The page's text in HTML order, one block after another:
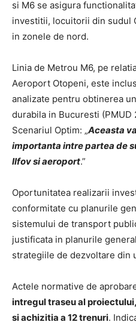
si M6 se asigura
investitii, locuitorii din sudul
in zonele de nord.
Linia de Metrou M6, pe
Aeroport Otopeni, este
analizate pentru obtinerea
durabila in Bucuresti
Scenariul Optim: „Aceasta
importanta intre partea de
Ilfov si aeroport.”
Oportunitatea realizarii
conformitate cu planurile
sistemului de transport
justificata in planurile
strategiile de dezvoltare din
Actele normative de
intregul traseu al
si achizitia a 12 trenuri.